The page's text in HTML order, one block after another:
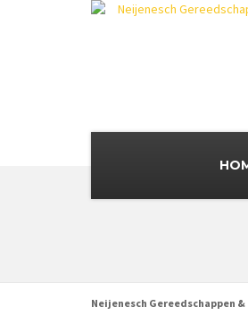
Neijenesch Gereedschappen